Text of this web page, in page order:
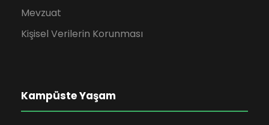
Mevzuat
Kişisel Verilerin Korunması
Kampüste Yaşam